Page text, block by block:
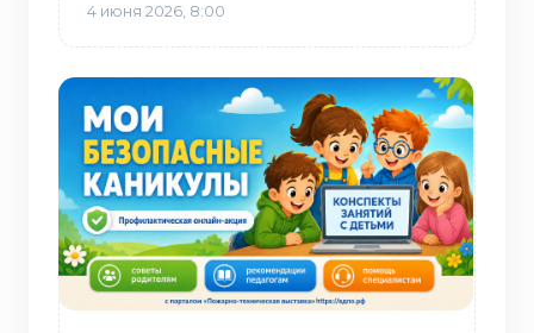
4 июня 2026, 8:00